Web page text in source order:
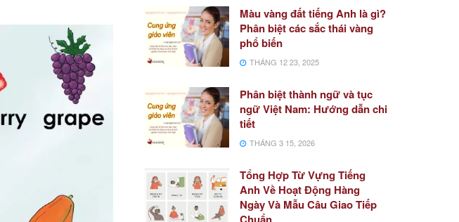
Màu vàng đất tiếng Anh là gì?
Phân biệt các sắc thái vàng
phổ biến
THÁNG 12 23, 2025
Phân biệt thành ngữ và tục
ngữ Việt Nam: Hướng dẫn chi
tiết
THÁNG 3 15, 2026
Tổng Hợp Từ Vựng Tiếng
Anh Về Hoạt Động Hàng
Ngày Và Mẫu Câu Giao Tiếp